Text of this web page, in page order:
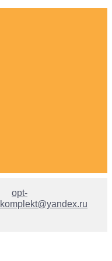
opt-
komplekt@yandex.ru